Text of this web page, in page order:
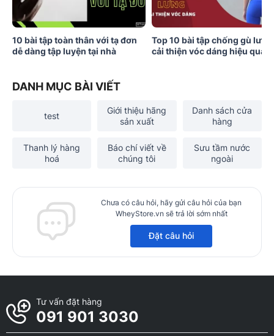
10 bài tập toàn thân với tạ đơn
dễ dàng tập luyện tại nhà
Top 10 bài tập chống gù lưng
cải thiện vóc dáng hiệu quả
DANH MỤC BÀI VIẾT
test
Giới thiệu hãng
sản xuất
Danh sách cửa
hàng
Thanh lý hàng
hoá
Báo chí viết về
chúng tôi
Sưu tầm nước
ngoài
Chưa có câu hỏi, hãy gửi câu hỏi của bạn
WheyStore.vn sẽ trả lời sớm nhất
Đặt câu hỏi
Tư vấn đặt hàng
091 901 3030